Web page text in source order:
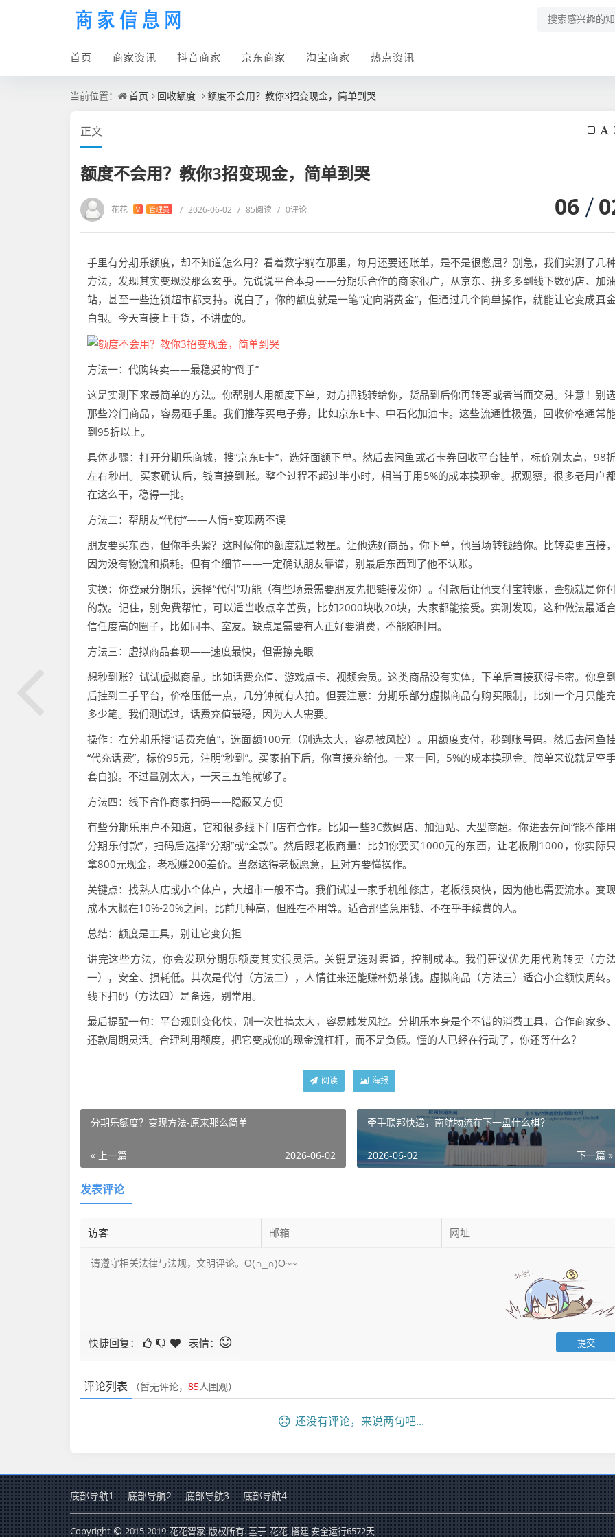
首页 商家资讯 抖音商家 京东商家 淘宝商家 热点资讯
当前位置： 首页 回收额度 额度不会用？教你3招变现金，简单到哭
正文
额度不会用？教你3招变现金，简单到哭
花花 V 管理员 / 2026-06-02 / 85阅读 / 0评论 06
手里有分期乐额度，却不知道怎么用？看着数字躺在那里，每月还要还账单，是不是很憋屈？别急，我们实测了几种
方法，发现其实变现没那么玄乎。先说说平台本身——分期乐合作的商家很广，从京东、拼多多到线下数码店、加油
站，甚至一些连锁超市都支持。说白了，你的额度就是一笔“定向消费金”，但通过几个简单操作，就能让它变成真
白银。今天直接上干货，不讲虚的。
方法一：代购转卖——最稳妥的“倒手”
这是实测下来最简单的方法。你帮别人用额度下单，对方把钱转给你，货品到后你再转寄或者当面交易。注意！别
那些冷门商品，容易砸手里。我们推荐买电子券，比如京东E卡、中石化加油卡。这些流通性极强，回收价格通常
到95折以上。
具体步骤：打开分期乐商城，搜“京东E卡”，选好面额下单。然后去闲鱼或者卡券回收平台挂单，标价别太高，98
左右秒出。买家确认后，钱直接到账。整个过程不超过半小时，相当于用5%的成本换现金。据观察，很多老用户
在这么干，稳得一批。
方法二：帮朋友“代付”——人情+变现两不误
朋友要买东西，但你手头紧？这时候你的额度就是救星。让他选好商品，你下单，他当场转钱给你。比转卖更直接，
因为没有物流和损耗。但有个细节——一定确认朋友靠谱，别最后东西到了他不认账。
实操：你登录分期乐，选择“代付”功能（有些场景需要朋友先把链接发你）。付款后让他支付宝转账，金额就是你
的款。记住，别免费帮忙，可以适当收点辛苦费，比如2000块收20块，大家都能接受。实测发现，这种做法最适
信任度高的圈子，比如同事、室友。缺点是需要有人正好要消费，不能随时用。
方法三：虚拟商品套现——速度最快，但需擦亮眼
想秒到账？试试虚拟商品。比如话费充值、游戏点卡、视频会员。这类商品没有实体，下单后直接获得卡密。你拿到
后挂到二手平台，价格压低一点，几分钟就有人拍。但要注意：分期乐部分虚拟商品有购买限制，比如一个月只能
多少笔。我们测试过，话费充值最稳，因为人人需要。
操作：在分期乐搜“话费充值”，选面额100元（别选太大，容易被风控）。用额度支付，秒到账号码。然后去闲鱼
“代充话费”，标价95元，注明“秒到”。买家拍下后，你直接充给他。一来一回，5%的成本换现金。简单来说就是空
套白狼。不过量别太大，一天三五笔就够了。
方法四：线下合作商家扫码——隐蔽又方便
有些分期乐用户不知道，它和很多线下门店有合作。比如一些3C数码店、加油站、大型商超。你进去先问“能不能用
分期乐付款”，扫码后选择“分期”或“全款”。然后跟老板商量：比如你要买1000元的东西，让老板刷1000，你实际只
拿800元现金，老板赚200差价。当然这得老板愿意，且对方要懂操作。
关键点：找熟人店或小个体户，大超市一般不肯。我们试过一家手机维修店，老板很爽快，因为他也需要流水。变
成本大概在10%-20%之间，比前几种高，但胜在不用等。适合那些急用钱、不在乎手续费的人。
总结：额度是工具，别让它变负担
讲完这些方法，你会发现分期乐额度其实很灵活。关键是选对渠道，控制成本。我们建议优先用代购转卖（方法
一），安全、损耗低。其次是代付（方法二），人情往来还能赚杯奶茶钱。虚拟商品（方法三）适合小金额快周转。
线下扫码（方法四）是备选，别常用。
最后提醒一句：平台规则变化快，别一次性搞太大，容易触发风控。分期乐本身是个不错的消费工具，合作商家多、
还款周期灵活。合理利用额度，把它变成你的现金流杠杆，而不是负债。懂的人已经在行动了，你还等什么？
阅读 海报
分期乐额度？变现方法-原来那么简单
« 上一篇 2026-06-02
牵手联邦快递，南航物流在下一盘什么棋？
下一篇 »
2026-06-02
发表评论
快捷回复： 表情：
评论列表 （暂无评论， 85人围观）
还没有评论，来说两句吧...
底部导航1 底部导航2 底部导航3 底部导航4
Copyright 2015-2019 花花智家 版权所有. 基于 花花 搭建 安全运行6572天